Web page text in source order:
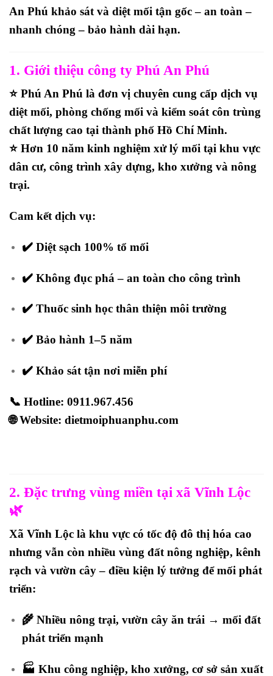
An Phú khảo sát và diệt mối tận gốc – an toàn –
nhanh chóng – bảo hành dài hạn.
1. Giới thiệu công ty Phú An Phú
⭐ Phú An Phú là đơn vị chuyên cung cấp dịch vụ
diệt mối, phòng chống mối và kiểm soát côn trùng
chất lượng cao tại thành phố Hồ Chí Minh.
⭐ Hơn 10 năm kinh nghiệm xử lý mối tại khu vực
dân cư, công trình xây dựng, kho xưởng và nông
trại.
Cam kết dịch vụ:
✔️ Diệt sạch 100% tổ mối
✔️ Không đục phá – an toàn cho công trình
✔️ Thuốc sinh học thân thiện môi trường
✔️ Bảo hành 1–5 năm
✔️ Khảo sát tận nơi miễn phí
📞 Hotline: 0911.967.456
🌐 Website: dietmoiphuanphu.com
2. Đặc trưng vùng miền tại xã Vĩnh Lộc
🌿
Xã Vĩnh Lộc là khu vực có tốc độ đô thị hóa cao
nhưng vẫn còn nhiều vùng đất nông nghiệp, kênh
rạch và vườn cây – điều kiện lý tưởng để mối phát
triển:
🌾 Nhiều nông trại, vườn cây ăn trái → mối đất
phát triển mạnh
🏭 Khu công nghiệp, kho xưởng, cơ sở sản xuất